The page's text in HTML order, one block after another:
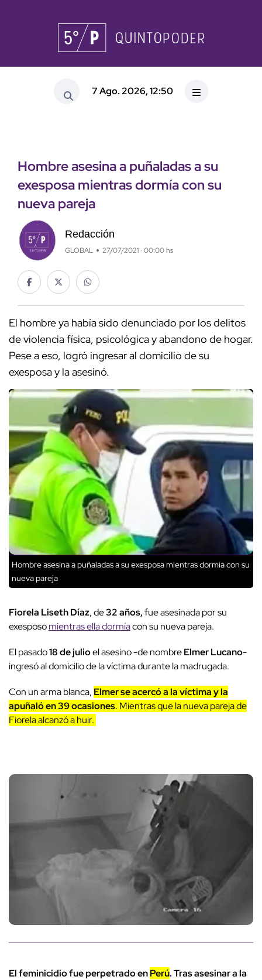
7 Ago. 2026, 12:50
Hombre asesina a puñaladas a su
exesposa mientras dormía con su
nueva pareja
Redacción
GLOBAL 27/07/2021 · 00:00 hs
El hombre ya había sido denunciado por los delitos
de violencia física, psicológica y abandono de hogar.
Pese a eso, logró ingresar al domicilio de su
exesposa y la asesinó.
Hombre asesina a puñaladas a su exesposa mientras dormía con su
nueva pareja
Fiorela Liseth Díaz, de32 años,fue asesinada por su
exesposomientras ella dormíacon su nueva pareja.
El pasado18 de julioel asesino -de nombreElmer Lucano-
ingresó al domicilio de la víctima durante la madrugada.
Con un arma blanca, Elmer se acercó a la víctima y la
apuñaló en 39 ocasiones. Mientras que la nueva pareja de
Fiorela alcanzó a huir.
El feminicidio fue perpetrado enPerú. Tras asesinar a la